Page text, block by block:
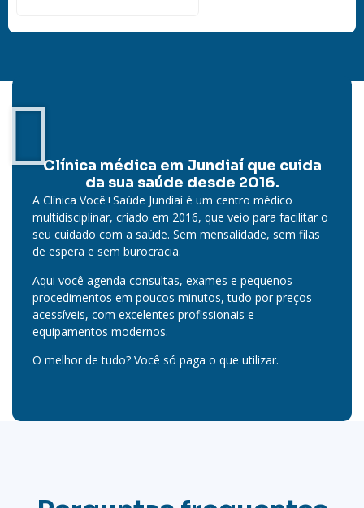
Clínica médica em Jundiaí que cuida
da sua saúde desde 2016.
A Clínica Você+Saúde Jundiaí é um centro médico
multidisciplinar, criado em 2016, que veio para facilitar o
seu cuidado com a saúde. Sem mensalidade, sem filas
de espera e sem burocracia.
Aqui você agenda consultas, exames e pequenos
procedimentos em poucos minutos, tudo por preços
acessíveis, com excelentes profissionais e
equipamentos modernos.
O melhor de tudo? Você só paga o que utilizar.